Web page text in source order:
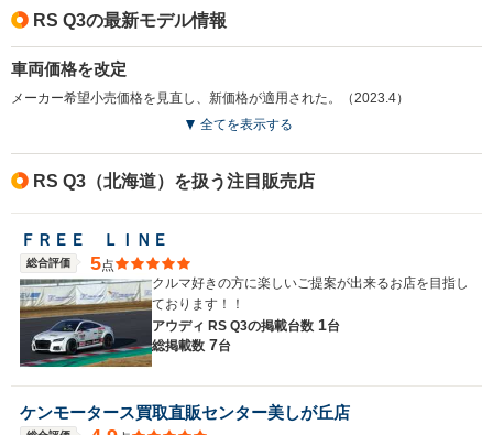
燃費
排気量
駆動方式
└郊外:9.9km/L
└高速道路:11.4km/L
2480cc
4WD
2994cc
4WD 4WD
RS Q3の最新モデル情報
車両価格を改定
メーカー希望小売価格を見直し、新価格が適用された。（2023.4）
全てを表示する
RS Q3（北海道）を扱う注目販売店
ＦＲＥＥ ＬＩＮＥ
総合評価 5点
クルマ好きの方に楽しいご提案が出来るお店を目指し
ております！！
アウディ RS Q3の掲載台数 1台
総掲載数 7台
ケンモータース買取直販センター美しが丘店